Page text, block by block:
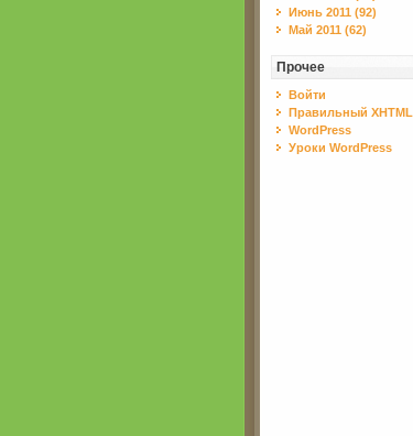
Июнь 2011 (92)
Май 2011 (62)
Прочее
Войти
Правильный XHTML
WordPress
Уроки WordPress